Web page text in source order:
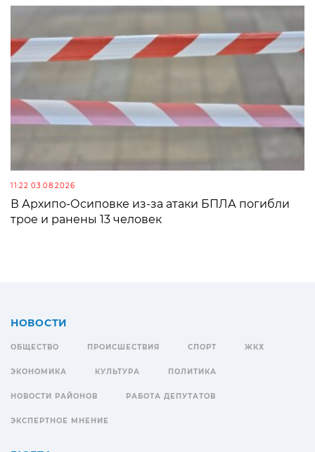
11:22 03.08.2026
В Архипо-Осиповке из-за атаки БПЛА погибли
трое и ранены 13 человек
НОВОСТИ
ОБЩЕСТВО ПРОИСШЕСТВИЯ СПОРТ ЖКХ
ЭКОНОМИКА КУЛЬТУРА ПОЛИТИКА
НОВОСТИ РАЙОНОВ РАБОТА ДЕПУТАТОВ
ЭКСПЕРТНОЕ МНЕНИЕ